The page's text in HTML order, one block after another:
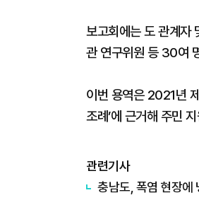
보고회에는 도 관계자
관 연구위원 등 30여
이번 용역은 2021년
조례’에 근거해 주민
관련기사
충남도, 폭염 현장에